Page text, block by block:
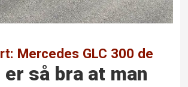
Mercedes GLC 300 de
er så bra at man